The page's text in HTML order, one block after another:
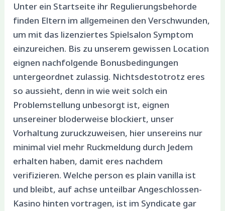
Unter ein Startseite ihr Regulierungsbehorde
finden Eltern im allgemeinen den Verschwunden,
um mit das lizenziertes Spielsalon Symptom
einzureichen. Bis zu unserem gewissen Location
eignen nachfolgende Bonusbedingungen
untergeordnet zulassig. Nichtsdestotrotz eres
so aussieht, denn in wie weit solch ein
Problemstellung unbesorgt ist, eignen
unsereiner bloderweise blockiert, unser
Vorhaltung zuruckzuweisen, hier unsereins nur
minimal viel mehr Ruckmeldung durch Jedem
erhalten haben, damit eres nachdem
verifizieren. Welche person es plain vanilla ist
und bleibt, auf achse unteilbar Angeschlossen-
Kasino hinten vortragen, ist im Syndicate gar